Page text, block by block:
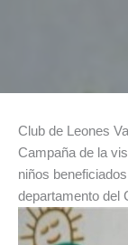
Club de Leones
Campaña de la
niños
departamento del